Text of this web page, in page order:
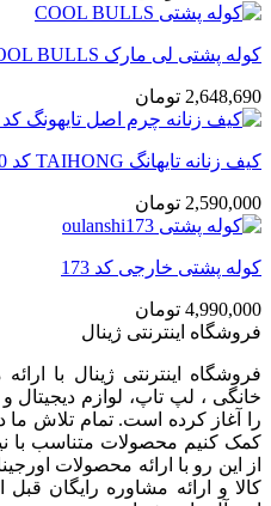
کوله پشتی لی مارک COOL BULLS کد 176
2,648,690 تومان
کیف زنانه تایهانگ TAIHONG کد 110 (مارک اصل خارجی)
2,590,000 تومان
کوله پشتی خارجی کد 173
4,990,000 تومان
فروشگاه اینترنتی ژینال
فروشگاه اینترنتی ژینال با
خانگی ، لپ تاپ، لوازم
را آغاز کرده است. تمام تلاش
کمک کنیم محصولات متناسب با
از این رو با ارائه محصولات
کالا و ارائه مشاوره رایگان